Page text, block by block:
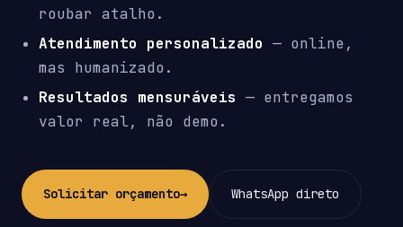
roubar atalho.
Atendimento personalizado — online,
mas humanizado.
Resultados mensuráveis — entregamos
valor real, não demo.
Solicitar orçamento→ WhatsApp direto